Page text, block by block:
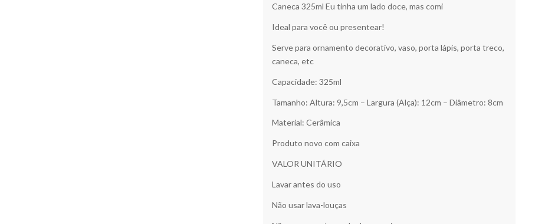
Caneca 325ml Eu tinha um lado doce, mas comi
Ideal para você ou presentear!
Serve para ornamento decorativo, vaso, porta lápis, porta treco,
caneca, etc
Capacidade: 325ml
Tamanho: Altura: 9,5cm – Largura (Alça): 12cm – Diâmetro: 8cm
Material: Cerâmica
Produto novo com caixa
VALOR UNITÁRIO
Lavar antes do uso
Não usar lava-louças